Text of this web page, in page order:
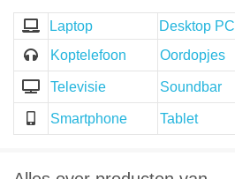
Laptop Desktop PC
Koptelefoon
Oordopjes
Televisie Soundbar
Smartphone Tablet